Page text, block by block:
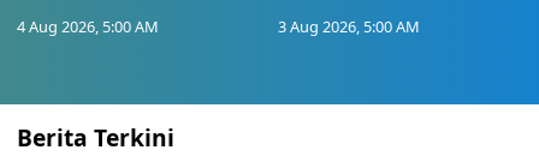
4 Aug 2026, 5:00 AM 3 Aug 2026, 5:00 AM
Berita Terkini